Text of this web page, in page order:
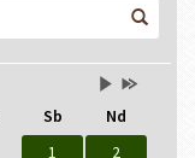
Przestaw
na
Wrzesień
2026
Przestaw
na
Sierpień
2027
Sb
Nd
1
2